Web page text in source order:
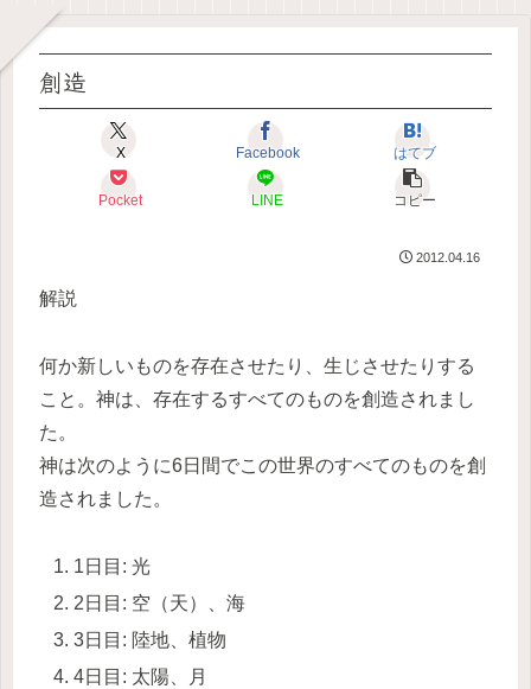
創造
X Facebook はてブ
Pocket LINE コピー
2012.04.16
解説
何か新しいものを存在させたり、生じさせたりする
こと。神は、存在するすべてのものを創造されまし
た。
神は次のように6日間でこの世界のすべてのものを創
造されました。
1日目: 光
2日目: 空（天）、海
3日目: 陸地、植物
4日目: 太陽、月